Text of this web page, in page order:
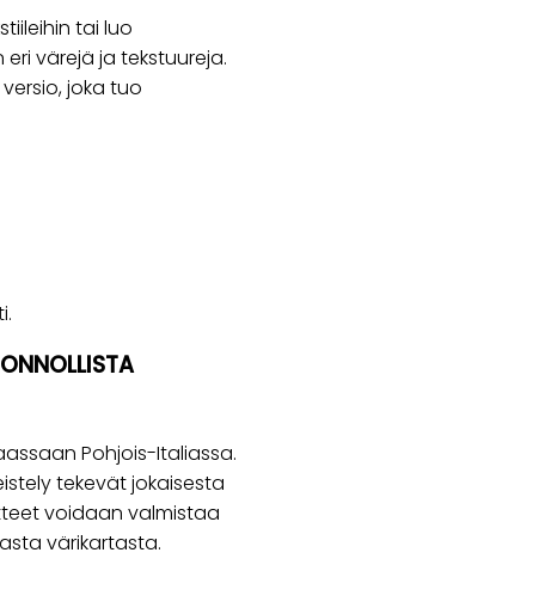
tai luo
eri värejä ja tekstuureja.
joka tuo
Pohjois-Italiassa.
tekevät jokaisesta
voidaan valmistaa
värikartasta.